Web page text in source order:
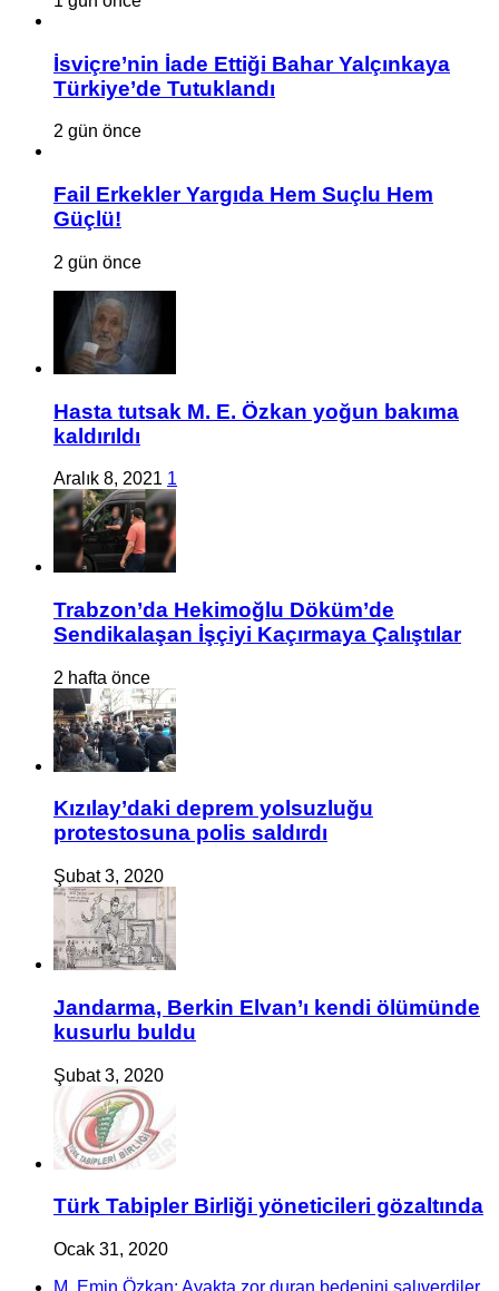
İsviçre’nin İade Ettiği Bahar Yalçınkaya
Türkiye’de Tutuklandı
2 gün önce
Fail Erkekler Yargıda Hem Suçlu Hem
Güçlü!
2 gün önce
Hasta tutsak M. E. Özkan yoğun bakıma
kaldırıldı
Aralık 8, 2021 1
Trabzon’da Hekimoğlu Döküm’de
Sendikalaşan İşçiyi Kaçırmaya Çalıştılar
2 hafta önce
Kızılay’daki deprem yolsuzluğu
protestosuna polis saldırdı
Şubat 3, 2020
Jandarma, Berkin Elvan’ı kendi ölümünde
kusurlu buldu
Şubat 3, 2020
Türk Tabipler Birliği yöneticileri gözaltında
Ocak 31, 2020
M. Emin Özkan: Ayakta zor duran bedenini salıverdiler